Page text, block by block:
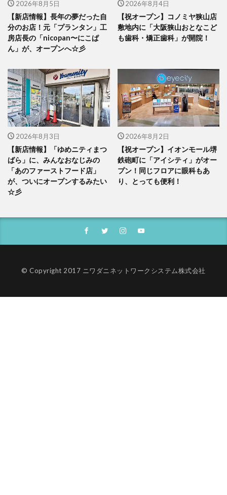
2026年8月5日
【新店情報】長年の夢だった自
分のお店！元「プランタン」工
房店長の「nicopan〜にこぱ
ん」が、オープンへ☆彡
2026年8月4日
【祝オープン】コノミヤ狭山店
敷地内に「大阪狭山おとなこど
も歯科・矯正歯科」が開院！
2026年8月3日
【新店情報】「ゆめニティまつ
ばら」に、みんなおなじみの
「あのファーストフード店」
が、ついにオープンするみたい
☆彡
2026年8月2日
【祝オープン】イオンモール堺
鉄砲町に「アイシティ」がオー
プン！同じフロアに眼科もあ
り、とっても便利！
© Copyright 2017 ニワダニネットワークシステム株式会社